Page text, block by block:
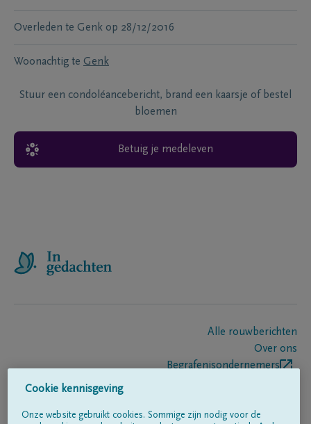
Overleden te Genk op 28/12/2016
Woonachtig te Genk
Stuur een condoléancebericht, brand een kaarsje of bestel
bloemen
Betuig je medeleven
Alle rouwberichten
Over ons
Begrafenisondernemers
Cookie kennisgeving
Onze website gebruikt cookies. Sommige zijn nodig voor de